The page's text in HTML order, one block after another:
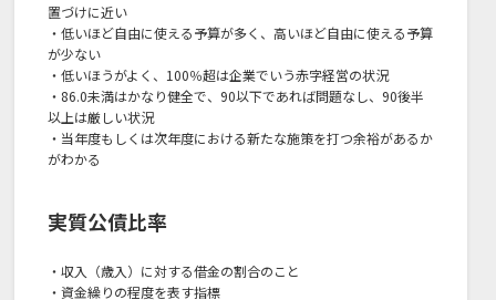
置づけに近い
・低いほど自由に使える予算が多く、高いほど自由に使える予算
が少ない
・低いほうがよく、100％超は企業でいう赤字経営の状況
・86.0未満はかなり健全で、90以下であれば問題なし、90後半
以上は厳しい状況
・当年度もしくは次年度における新たな施策を打つ余裕があるか
がわかる
実質公債比率
・収入（歳入）に対する借金の割合のこと
・資金繰りの程度を表す指標